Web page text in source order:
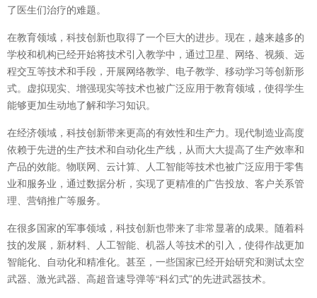
了医生们治疗的难题。
在教育领域，科技创新也取得了一个巨大的进步。现在，越来越多的
学校和机构已经开始将技术引入教学中，通过卫星、网络、视频、远
程交互等技术和手段，开展网络教学、电子教学、移动学习等创新形
式。虚拟现实、增强现实等技术也被广泛应用于教育领域，使得学生
能够更加生动地了解和学习知识。
在经济领域，科技创新带来更高的有效性和生产力。现代制造业高度
依赖于先进的生产技术和自动化生产线，从而大大提高了生产效率和
产品的效能。物联网、云计算、人工智能等技术也被广泛应用于零售
业和服务业，通过数据分析，实现了更精准的广告投放、客户关系管
理、营销推广等服务。
在很多国家的军事领域，科技创新也带来了非常显著的成果。随着科
技的发展，新材料、人工智能、机器人等技术的引入，使得作战更加
智能化、自动化和精准化。甚至，一些国家已经开始研究和测试太空
武器、激光武器、高超音速导弹等“科幻式”的先进武器技术。